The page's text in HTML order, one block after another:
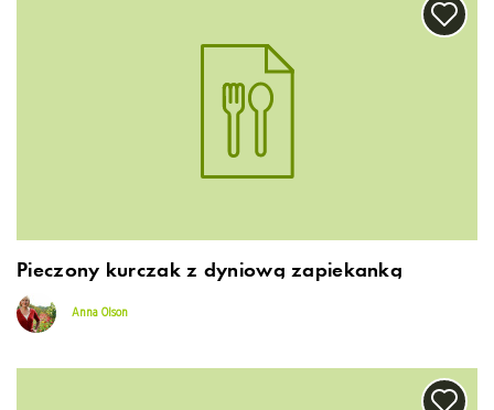
Pieczony kurczak z dyniową zapiekanką
Anna Olson